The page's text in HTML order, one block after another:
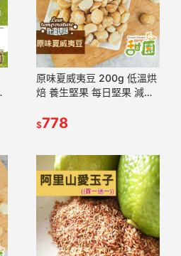
原味夏威夷豆 200g 低溫烘
焙 養生堅果 每日堅果 減醣
豆 烘焙配料【甜園】
$778